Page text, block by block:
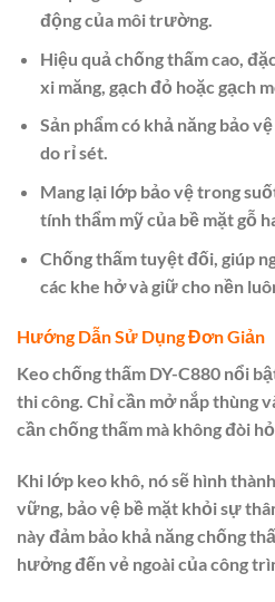
động của môi trường.
Hiệu quả chống thấm cao,
xi măng, gạch đỏ hoặc gạch
Sản phẩm có khả năng bảo
do rỉ sét.
Mang lại lớp bảo vệ trong
tính thẩm mỹ của bề mặt gỗ
Chống thấm tuyệt đối, giúp
các khe hở và giữ cho nền
Hướng Dẫn Sử Dụng Đơn Giản
Keo chống thấm DY-C880 nổi
thi công. Chỉ cần mở nắp thùng
cần chống thấm mà không đòi
Khi lớp keo khô, nó sẽ hình
vững, bảo vệ bề mặt khỏi sự
này đảm bảo khả năng chống
hưởng đến vẻ ngoài của công